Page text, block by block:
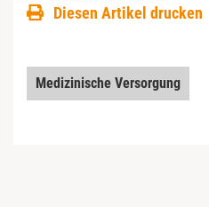
Diesen Artikel drucken
Medizinische Versorgung